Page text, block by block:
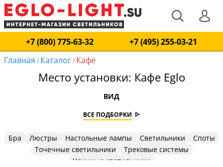
+7 (800) 775-63-32
+7 (495) 255-03-21
Главная / Каталог/ Кафе
Место установки: Кафе Eglo
ВИД
ВСЕ ПОДБОРКИ
Бра Люстры Настольные лампы Светильники
Споты
Точечные светильники
Трековые системы
Уличные светильники